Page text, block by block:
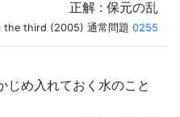
正解 : 保元の乱
the third (2005) 通常問題 0255
じめ入れておく水のこと